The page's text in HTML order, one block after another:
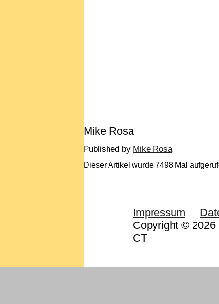
Mike Rosa
Published by Mike Rosa
Dieser Artikel wurde 7498 Mal
Impressum
Copyright © 2026
CT